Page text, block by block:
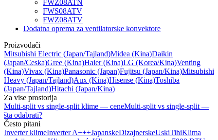
FWZ08ATN
FWS08ATV
FWZ08ATV
Dodatna oprema za ventilatorske konvektore
Proizvođači
Mitsubishi Electric (Japan/Tajland)Midea (Kina)Daikin
(Japan/Ceska)Gree (Kina)Haier (Kina)LG (Korea/Kina)Venting
(Kina)Vivax (Kina)Panasonic (Japan)Fujitsu (Japan/Kina)Mitsubishi
Heavy (Japan/Tajland)Aux (Kina)Hisense (Kina)Toshiba
(Japan/Tajland)Hitachi (Japan/Kina)
Za vise prostorija
Multi-split vs single-split klime — ceneMulti-split vs single-split —
šta odabrati?
Često pitani
Inverter klimeInverter A+++JapanskeDizajnerskeUskiTihiKlima